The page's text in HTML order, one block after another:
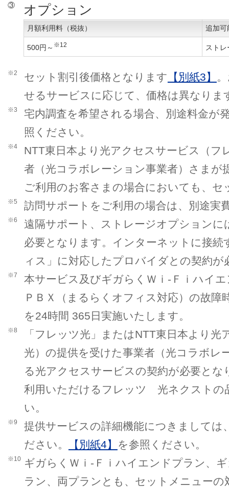
③ オプション
月額利用料（税抜） 追加可
500円～ ※12 ストレ
※2 セット割引後価格となります 【別紙3】
せるサービスに応じて、価格は異なりま
※3
宅内調査を希望される場合、別途料金が
照ください。
※4
NTT東日本より光アクセスサービス（フ
者（光コラボレーション事業者）さまが
ご利用のお客さまの場合においても、セ
※5 訪問サポートをご利用の場合は、別途実
※6
遠隔サポート、ストレージオプション
必要となります。インターネットに接
ィス」に対応したプロバイダとの契約が
※7
本サービス及びギガらくＷｉ-Ｆｉハイ
ＰＢＸ（まるらくオフィス対応）の故障
を24時間 365日実施いたします。
※8
「フレッツ光」またはNTT東日本より
光）の提供を受けた事業者（光コラボレ
る光アクセスサービスの契約が必要と
利用いただけるフレッツ 光ネクストの
い。
※9
提供サービスの詳細機能につきましては
ださい。
【別紙4】 を参照ください。
※10 ギガらくＷｉ-Ｆｉハイエンドプラン、
ラン、両プランとも、セットメニュー